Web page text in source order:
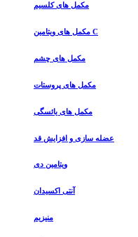
مکمل های کلسیم
مکمل های ویتامین C
مکمل های چشم
مکمل های پروستات
مکمل های یائسگی
عضله سازی و افزایش قد
ویتامین دی
آنتی اکسیدان
منیزیم